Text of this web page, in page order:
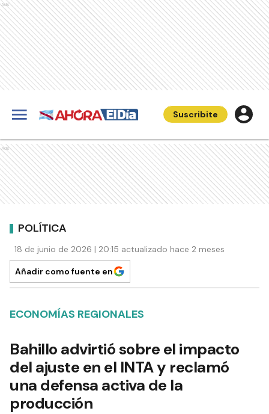
Ads
Suscribite
Ads
POLÍTICA
18 de junio de 2026 | 20:15 actualizado hace 2 meses
Añadir como fuente en
ECONOMÍAS REGIONALES
Bahillo advirtió sobre el impacto
del ajuste en el INTA y reclamó
una defensa activa de la
producción